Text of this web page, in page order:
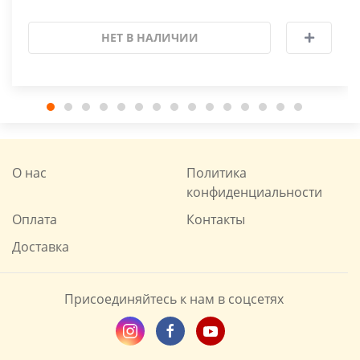
НЕТ В НАЛИЧИИ
О нас
Политика
конфиденциальности
Оплата
Контакты
Доставка
Присоединяйтесь к нам в соцсетях